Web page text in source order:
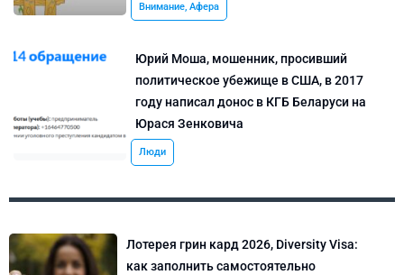
Внимание, Афера
Юрий Моша, мошенник, просивший
политическое убежище в США, в 2017
году написал донос в КГБ Беларуси на
Юрася Зенковича
Люди
Лотерея грин кард 2026, Diversity Visa:
как заполнить самостоятельно